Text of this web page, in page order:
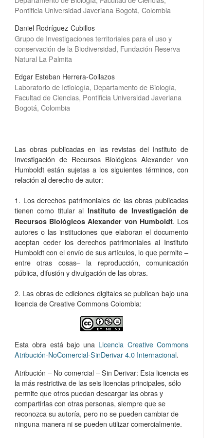
Pontificia Universidad Javeriana Bogotá, Colombia
Daniel Rodríguez-Cubillos
Grupo de Investigaciones territoriales para el uso y
conservación de la Biodiversidad, Fundación Reserva
Natural La Palmita
Edgar Esteban Herrera-Collazos
Laboratorio de Ictiología, Departamento de Biología,
Facultad de Ciencias, Pontificia Universidad Javeriana
Bogotá, Colombia
Las obras publicadas en las revistas del Instituto de
Investigación de Recursos Biológicos Alexander von
Humboldt están sujetas a los siguientes términos, con
relación al derecho de autor:
1. Los derechos patrimoniales de las obras publicadas
tienen como titular al Instituto de Investigación de
Recursos Biológicos Alexander von Humboldt. Los
autores o las instituciones que elaboran el documento
aceptan ceder los derechos patrimoniales al Instituto
Humboldt con el envío de sus artículos, lo que permite –
entre otras cosas­– la reproducción, comunicación
pública, difusión y divulgación de las obras.
2. Las obras de ediciones digitales se publican bajo una
licencia de Creative Commons Colombia:
Esta obra está bajo una Licencia Creative Commons
Atribución-NoComercial-SinDerivar 4.0 Internacional.
Atribución – No comercial – Sin Derivar: Esta licencia es
la más restrictiva de las seis licencias principales, sólo
permite que otros puedan descargar las obras y
compartirlas con otras personas, siempre que se
reconozca su autoría, pero no se pueden cambiar de
ninguna manera ni se pueden utilizar comercialmente.